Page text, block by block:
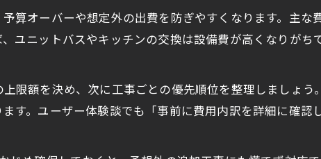
空室対策に効果的な改修ポイントまとめ
入居者に選ばれるアパートリフォームの要素
空室対策に効く築古アパートリフォーム術
算オーバーや想定外の出費を防ぎやすくなります。主
ユニットバスやキッチンの交換は設備費が高くなりがち
限額を決め、次に工事ごとの優先順位を整理しましょ
す。ユーザー体験談でも「事前に費用内訳を詳細に確
お問い合わせはこちら
お問い合わせはこちら